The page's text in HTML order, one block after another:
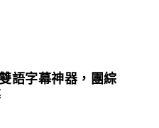
語字幕神器，團綜